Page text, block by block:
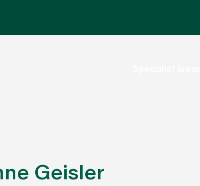
Geisler